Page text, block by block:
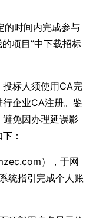
的时间内完成参与
项目”中下载招标
标人须使用CA完
企业CA注册。鉴
免因办理延误影
：
），于网
统指引完成个人账